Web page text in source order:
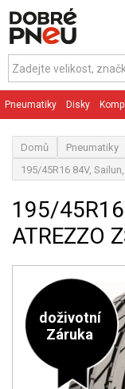
Pneumatiky Disky
Domů Pneumatiky
195/45R16 84V,
195/45R16
ATREZZO
doživotní
Záruka